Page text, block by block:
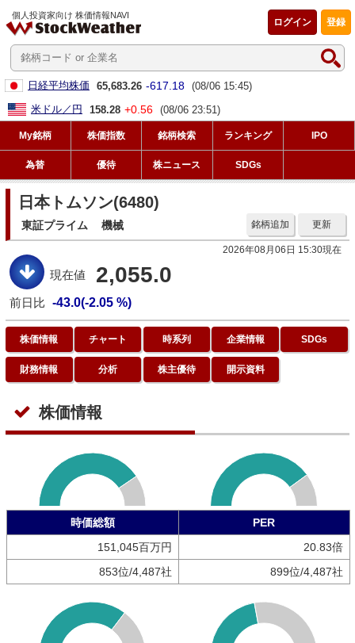
個人投資家向け 株価情報NAVI
登録
ログイン
日経平均株価 65,683.26 -617.18 (08/06 15:45)
米ドル／円
158.28 +0.56 (08/06 23:51)
My銘柄 株価指数 銘柄検索 ランキング IPO
為替 優待 株ニュース SDGs
日本トムソン(6480)
東証プライム 機械 更新
銘柄追加
2026年08月06日 15:30現在
現在値 2,055.0
前日比 -43.0(-2.05 %)
株価情報 チャート 時系列 企業情報 SDGs
財務情報 分析 株主優待 開示資料
株価情報
時価総額
PER
151,045百万円
20.83倍
853位/4,487社
899位/4,487社